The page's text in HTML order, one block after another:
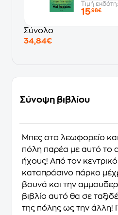
Τιμή
15,98€
Σύνολο
34,84€
Σύνοψη βιβλίου
Μπες στο λεωφορείο
πόλη παρέα με αυτό το
ήχους! Από τον
καταπράσινο πάρκο
βουνά και την
βιβλίο αυτό θα σε
της πόλης ως την άλλη!